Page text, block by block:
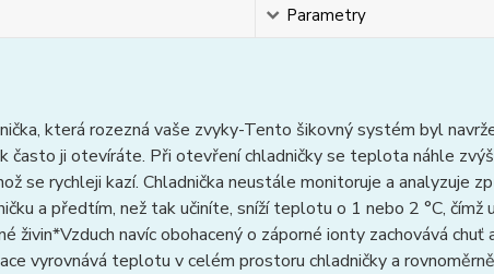
Parametry
která rozezná vaše zvyky-Tento šikovný systém byl
často ji otevíráte. Při otevření chladničky se teplota náhle
se rychleji kazí. Chladnička neustále monitoruje a analyzuje
a předtím, než tak učiníte, sníží teplotu o 1 nebo 2 °C, čímž
živin*Vzduch navíc obohacený o záporné ionty zachovává chuť
vyrovnává teplotu v celém prostoru chladničky a